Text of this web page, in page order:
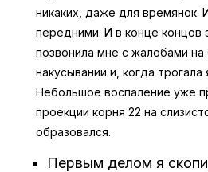
никаких, даже для времянок.
передними. И в конце концов
позвонила мне с жалобами на
накусывании и, когда трогала
Небольшое воспаление уже
проекции корня 22 на
образовался.
Первым делом я